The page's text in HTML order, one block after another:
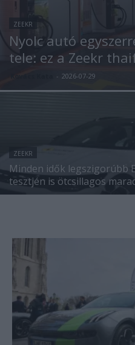
ZEEKR
Nyolc autó
tele: ez a Zeekr
- 2026-07-29
ZEEKR
Minden idők legszigorúbb
tesztjén is ötcsillagos